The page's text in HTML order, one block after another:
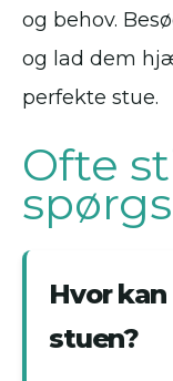
og behov.
og lad dem
perfekte stue.
Ofte
Hvor
stuen?